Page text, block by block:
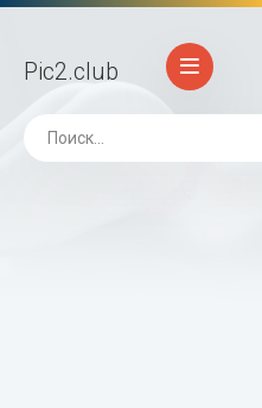
Pic2.club